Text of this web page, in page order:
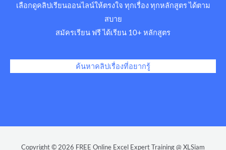
เลือกดูคลิปเรียนออนไลน์ให้ตรงใจ ทุกเรื่อง ทุกหลักสูตร ได้ตาม
สบาย
สมัครเรียน ฟรี ได้เรียน 10+ หลักสูตร
ค้นหาคลิปเรื่องที่อยากรู้
Copyright © 2026 FREE Online Excel Expert Training @ XLSiam